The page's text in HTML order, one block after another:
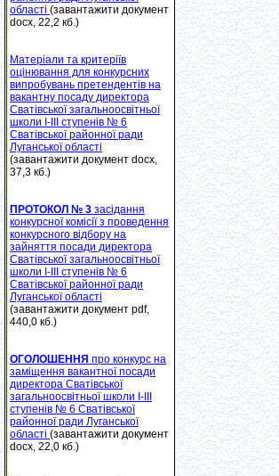
області (завантажити документ
docx, 22,2 кб.)
Матеріали та критеріїв
оцінювання для конкурсних
випробувань претендентів на
вакантну посаду директора
Сватівської загальноосвітньої
школи І-ІІІ ступенів № 6
Сватівської районної ради
Луганської області
(завантажити документ docx,
37,3 кб.)
ПРОТОКОЛ № 3 засідання
конкурсної комісії з проведення
конкурсного відбору на
зайняття посади директора
Сватівської загальноосвітньої
школи І-ІІІ ступенів № 6
Сватівської районної ради
Луганської області
(завантажити документ pdf,
440,0 кб.)
ОГОЛОШЕННЯ про конкурс на
заміщення вакантної посади
директора Сватівської
загальноосвітньої школи І-ІІІ
ступенів № 6 Сватівської
районної ради Луганської
області (завантажити документ
docx, 22,0 кб.)